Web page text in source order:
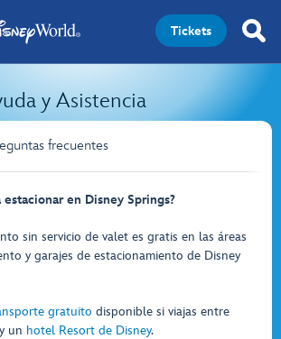
Tickets
y Asistencia
frecuentes
estacionar en Disney Springs?
sin servicio de valet es gratis en las áreas
y garajes de estacionamiento de Disney
gratuito disponible si viajas entre
un hotel Resort de Disney.